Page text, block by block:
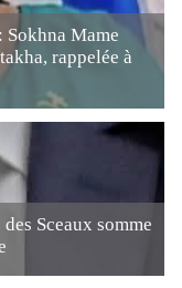
Mame
rappelée à
Sceaux somme